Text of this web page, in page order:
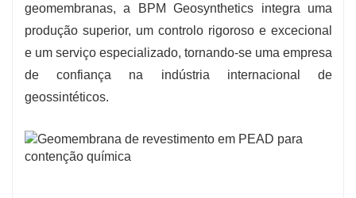
geomembranas, a BPM Geosynthetics integra uma
produção superior, um controlo rigoroso e excecional
e um serviço especializado, tornando-se uma empresa
de confiança na indústria internacional de
geossintéticos.